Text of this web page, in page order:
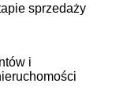
sprzedaży
i